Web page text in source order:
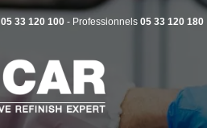
05 33 120 100 - Professionnels 05 33 120 180